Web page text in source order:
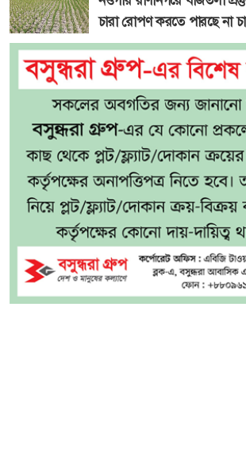
চারা রোপণ করতে পারছে না